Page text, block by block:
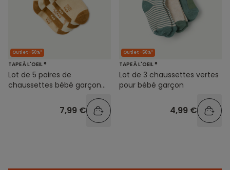
Outlet -50%*
TAPE À L'OEIL ®
Lot de 5 paires de
chaussettes bébé garçon
7,99 €
Outlet -50%*
TAPE À L'OEIL ®
Lot de 3 chaussettes vertes
pour bébé garçon
4,99 €